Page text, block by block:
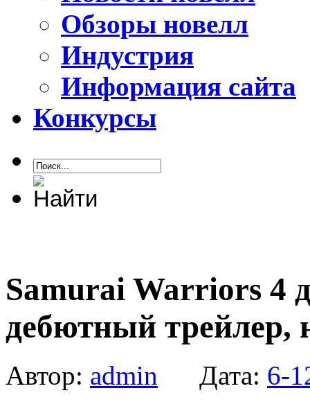
Обзоры новелл
Индустрия
Информация сайта
Конкурсы
Samurai Warriors 4
дебютный трейлер,
Автор: admin Дата: 6-